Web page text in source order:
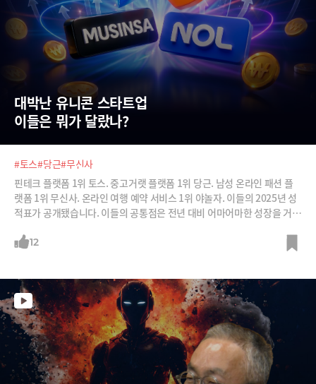
대박난 유니콘 스타트업
이들은 뭐가 달랐나?
#토스#당근#무신사
핀테크 플랫폼 1위 토스. 중고거랫 플랫폼 1위 당근. 남성 온라인 패션 플
랫폼 1위 무신사. 온라인 여행 예약 서비스 1위 야놀자. 이들의 2025년 성
적표가 공개됐습니다. 이들의 공통점은 전년 대비 어마어마한 성장을 거뒀
려를 단번에 날려버릴 만한 호성적입니다. 이들은 어떻게 반등을 일으켰을
12